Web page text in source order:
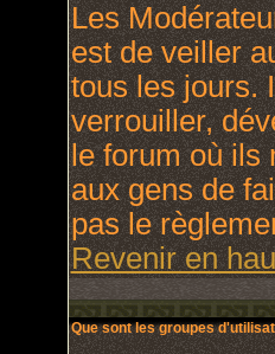
Les
est de veiller
tous les jours.
verrouiller,
le forum où ils
aux gens de
pas le
Revenir en
Que sont les groupes